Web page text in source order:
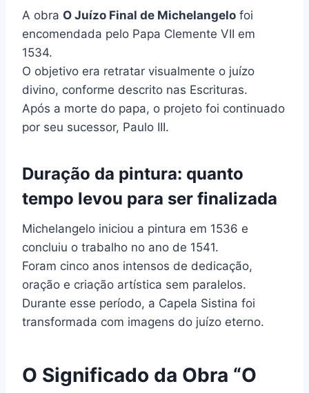
A obra O Juízo Final de Michelangelo foi
encomendada pelo Papa Clemente VII em
1534.
O objetivo era retratar visualmente o juízo
divino, conforme descrito nas Escrituras.
Após a morte do papa, o projeto foi continuado
por seu sucessor, Paulo III.
Duração da pintura: quanto
tempo levou para ser finalizada
Michelangelo iniciou a pintura em 1536 e
concluiu o trabalho no ano de 1541.
Foram cinco anos intensos de dedicação,
oração e criação artística sem paralelos.
Durante esse período, a Capela Sistina foi
transformada com imagens do juízo eterno.
O Significado da Obra “O